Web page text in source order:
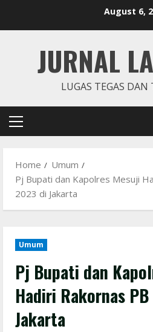
August 6,
JURNAL
LUGAS TEGAS DAN
Primary
Home
Umum
Pj Bupati dan Kapolres Mesuji
2023 di Jakarta
Umum
Pj Bupati dan
Hadiri Rakornas
Jakarta